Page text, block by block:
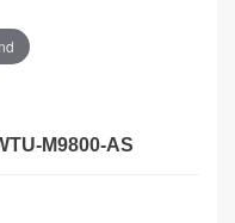
M9800-AS